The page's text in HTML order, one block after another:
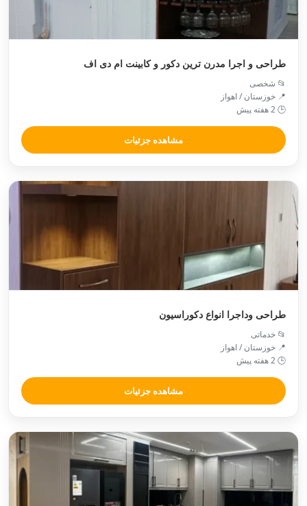
طراحی و اجرا مدرن ترین دکور و کابینت ام دی اف
📂 شخصی
📍 خوزستان / اهواز
🕒 2 هفته پیش
مشاهده جزئیات
طراحی وداجرا انواع دکوراسیون
📂 خدماتی
📍 خوزستان / اهواز
🕒 2 هفته پیش
مشاهده جزئیات